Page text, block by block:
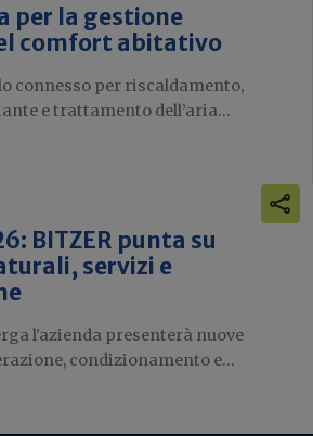
per la gestione
comfort abitativo
connesso per riscaldamento,
e trattamento dell’aria...
BITZER punta su
servizi e
l'azienda presenterà nuove
condizionamento e...